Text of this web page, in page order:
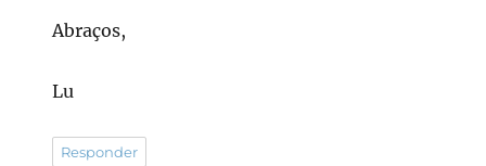
Abraços,
Lu
Responder